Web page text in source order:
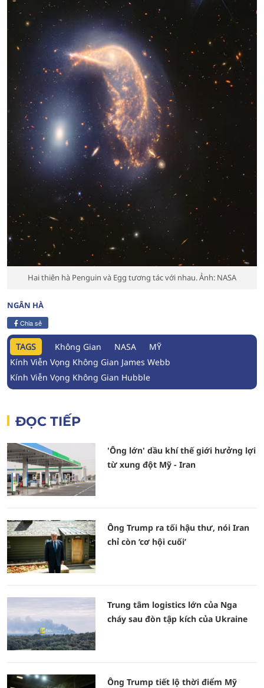
Hai thiên hà Penguin và Egg tương tác với nhau. Ảnh: NASA
NGÂN HÀ
Chia sẻ
TAGS Không Gian NASA
MỸ
Kính Viễn Vọng Không Gian James Webb
Kính Viễn Vọng Không Gian Hubble
ĐỌC TIẾP
'Ông lớn' dầu khí thế giới hưởng lợi
từ xung đột Mỹ - Iran
Ông Trump ra tối hậu thư, nói Iran
chỉ còn ‘cơ hội cuối’
Trung tâm logistics lớn của Nga
cháy sau đòn tập kích của Ukraine
Ông Trump tiết lộ thời điểm Mỹ